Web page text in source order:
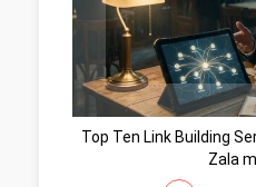
Top Ten Link Building
Zala